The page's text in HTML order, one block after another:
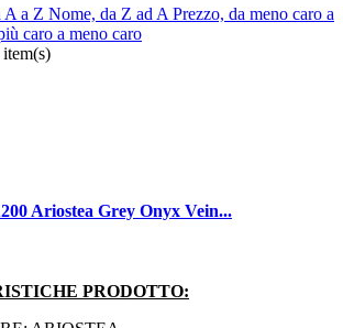
A a Z Nome, da Z ad A Prezzo, da meno caro a
caro a meno caro
Ariostea Grey Onyx Vein...
PRODOTTO: